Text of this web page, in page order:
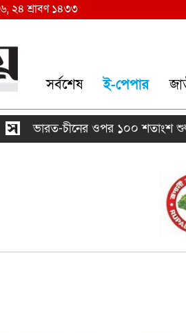
২৪ শ্রাবণ ১৪৩৩
সর্বশেষ ই-পেপার
চীনের ওপর ১০০ শতাংশ শুল্ক আরোপের